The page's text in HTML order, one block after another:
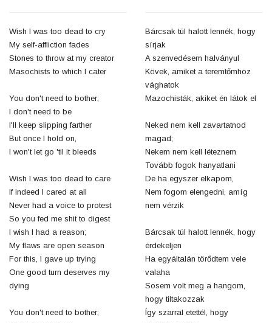
Wish I was too dead to cry
My self-affliction fades
Stones to throw at my creator
Masochists to which I cater
You don't need to bother;
I don't need to be
I'll keep slipping farther
But once I hold on,
I won't let go 'til it bleeds
Wish I was too dead to care
If indeed I cared at all
Never had a voice to protest
So you fed me shit to digest
I wish I had a reason;
My flaws are open season
For this, I gave up trying
One good turn deserves my
dying
You don't need to bother;
Bárcsak túl halott lennék, hogy
sírjak
A szenvedésem halványul
Kövek, amiket a teremtőmhöz
vághatok
Mazochisták, akiket én látok el
Neked nem kell zavartatnod
magad;
Nekem nem kell léteznem
Tovább fogok hanyatlani
De ha egyszer elkapom,
Nem fogom elengedni, amíg
nem vérzik
Bárcsak túl halott lennék, hogy
érdekeljen
Ha egyáltalán törődtem vele
valaha
Sosem volt meg a hangom,
hogy tiltakozzak
Így szarral etettél, hogy